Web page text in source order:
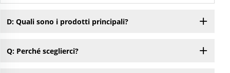
D: Quali sono i prodotti principali?
Q: Perché sceglierci?